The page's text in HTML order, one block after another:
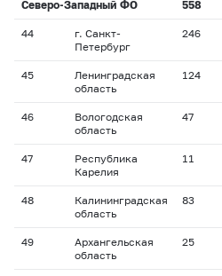
Северо-Западный ФО 558
44
г. Санкт-
Петербург
246
45
Ленинградская
область
124
46
Вологодская
область
47
47
Республика
Карелия
11
48
Калининградская
область
83
49
Архангельская
область
25